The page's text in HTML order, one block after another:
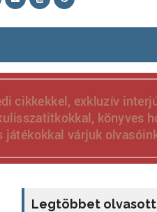
Legtöbbet olvasott